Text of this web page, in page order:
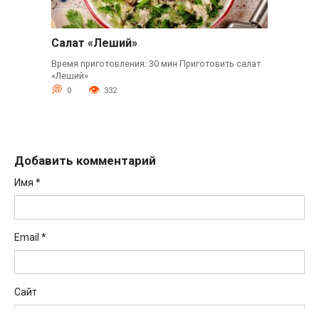
Салат «Леший»
Время приготовления: 30 мин Приготовить салат
«Леший»
0 332
Добавить комментарий
Имя *
Email *
Сайт